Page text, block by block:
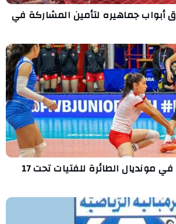
أبواب جماهيره لتأمين المشاركة في
هزيمة ثانية لتونس في مونديال الطائرة للفتيات تحت 17